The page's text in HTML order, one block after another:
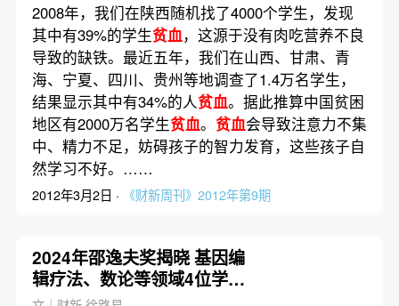
2008年，我们在陕西随机找了4000个学生，发现
其中有39%的学生贫血，这源于没有肉吃营养不良
导致的缺铁。最近五年，我们在山西、甘肃、青
海、宁夏、四川、贵州等地调查了1.4万名学生，
结果显示其中有34%的人贫血。据此推算中国贫困
地区有2000万名学生贫血。 贫血会导致注意力不集
中、精力不足，妨碍孩子的智力发育，这些孩子自
然学习不好。……
2012年3月2日 · 《财新周刊》2012年第9期
2024年邵逸夫奖揭晓 基因编
辑疗法、数论等领域4位学者
获奖